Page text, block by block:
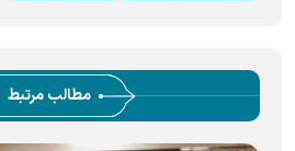
مطالب مرتبط